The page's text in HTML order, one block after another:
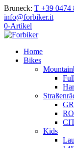
Bruneck: T +39 0474
info@forbiker.it
0-Artikel
Home
Bikes
Kids